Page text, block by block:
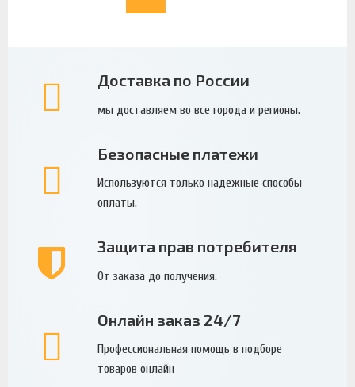
Доставка по России
мы доставляем во все города и регионы.
Безопасные платежи
Используются только надежные способы
оплаты.
Защита прав потребителя
От заказа до получения.
Онлайн заказ 24/7
Профессиональная помощь в подборе
товаров онлайн